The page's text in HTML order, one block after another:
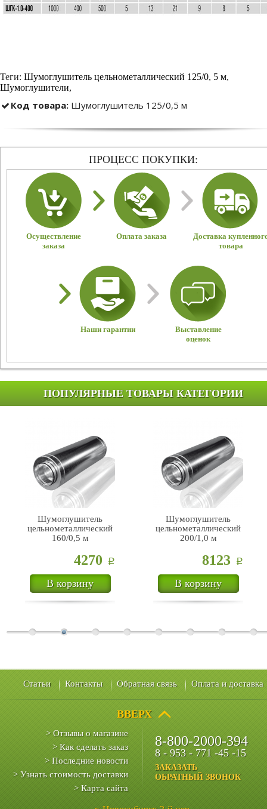
Теги: Шумоглушитель цельнометаллический 125/0, 5 м,
Шумоглушители,
Код товара: Шумоглушитель 125/0,5 м
ПРОЦЕСС ПОКУПКИ:
Осуществление
заказа
Оплата заказа
Доставка
товара
Наши гарантии
Выставление
оценок
ПОПУЛЯРНЫЕ ТОВАРЫ КАТЕГОРИИ
Шумоглушитель
цельнометаллический
160/0,5 м
4270 Р
В корзину
Шумоглушитель
цельнометаллический
200/1,0 м
8123 Р
В корзину
Статьи Контакты Обратная связь Оплата и доставка
ВВЕРХ
> Отзывы о магазине
> Как сделать заказ
> Последние новости
> Узнать стоимость доставки
> Карта сайта
8-800-2000-394
8 - 953 - 771 -45 -15
ЗАКАЗАТЬ
ОБРАТНЫЙ ЗВОНОК